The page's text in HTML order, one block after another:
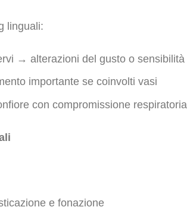
linguali:
→ alterazioni del gusto o sensibilità
importante se coinvolti vasi
con compromissione respiratoria
e fonazione